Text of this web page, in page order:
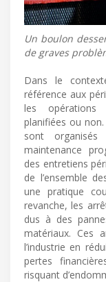
Un boulon
de graves
Dans le
référence aux
les opérations
planifiées ou non.
sont
maintenance
des entretiens
de l’ensemble
une pratique
revanche, les
dus à des
matériaux. Ces
l’industrie en
pertes
risquant